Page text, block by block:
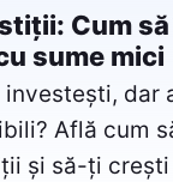
Cum
sume mici
investești, dar
Află cum
și să-ți crești